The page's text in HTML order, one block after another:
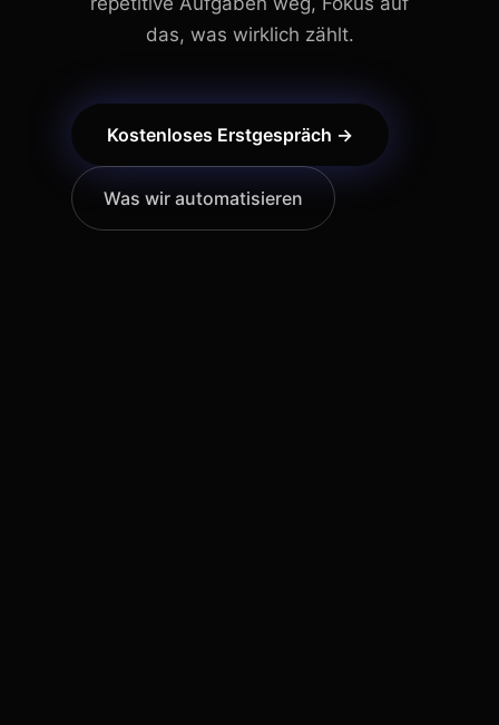
das, was wirklich zählt.
Kostenloses Erstgespräch →
Was wir automatisieren